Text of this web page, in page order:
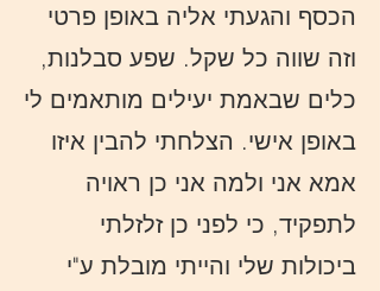
הכסף והגעתי אליה באופן פרטי
וזה שווה כל שקל. שפע סבלנות,
כלים שבאמת יעילים מותאמים לי
באופן אישי. הצלחתי להבין איזו
אמא אני ולמה אני כן ראויה
לתפקיד, כי לפני כן זלזלתי
ביכולות שלי והייתי מובלת ע"י